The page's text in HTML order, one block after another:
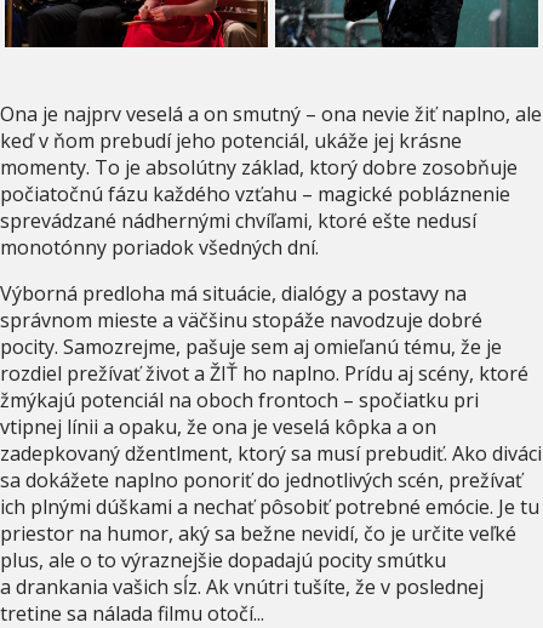
Ona je najprv veselá a on smutný – ona nevie žiť naplno, ale
keď v ňom prebudí jeho potenciál, ukáže jej krásne
momenty. To je absolútny základ, ktorý dobre zosobňuje
počiatočnú fázu každého vzťahu – magické pobláznenie
sprevádzané nádhernými chvíľami, ktoré ešte nedusí
monotónny poriadok všedných dní.
Výborná predloha má situácie, dialógy a postavy na
správnom mieste a väčšinu stopáže navodzuje dobré
pocity. Samozrejme, pašuje sem aj omieľanú tému, že je
rozdiel prežívať život a ŽIŤ ho naplno. Prídu aj scény, ktoré
žmýkajú potenciál na oboch frontoch – spočiatku pri
vtipnej línii a opaku, že ona je veselá kôpka a on
zadepkovaný džentlment, ktorý sa musí prebudiť. Ako diváci
sa dokážete naplno ponoriť do jednotlivých scén, prežívať
ich plnými dúškami a nechať pôsobiť potrebné emócie. Je tu
priestor na humor, aký sa bežne nevidí, čo je určite veľké
plus, ale o to výraznejšie dopadajú pocity smútku
a drankania vašich sĺz. Ak vnútri tušíte, že v poslednej
tretine sa nálada filmu otočí...